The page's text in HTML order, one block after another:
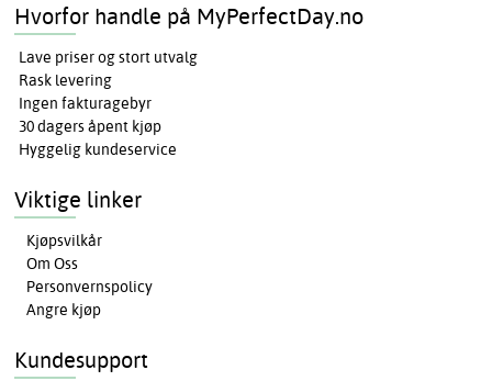
Hvorfor handle på MyPerfectDay.no
Lave priser og stort utvalg
Rask levering
Ingen fakturagebyr
30 dagers åpent kjøp
Hyggelig kundeservice
Viktige linker
Kjøpsvilkår
Om Oss
Personvernspolicy
Angre kjøp
Kundesupport